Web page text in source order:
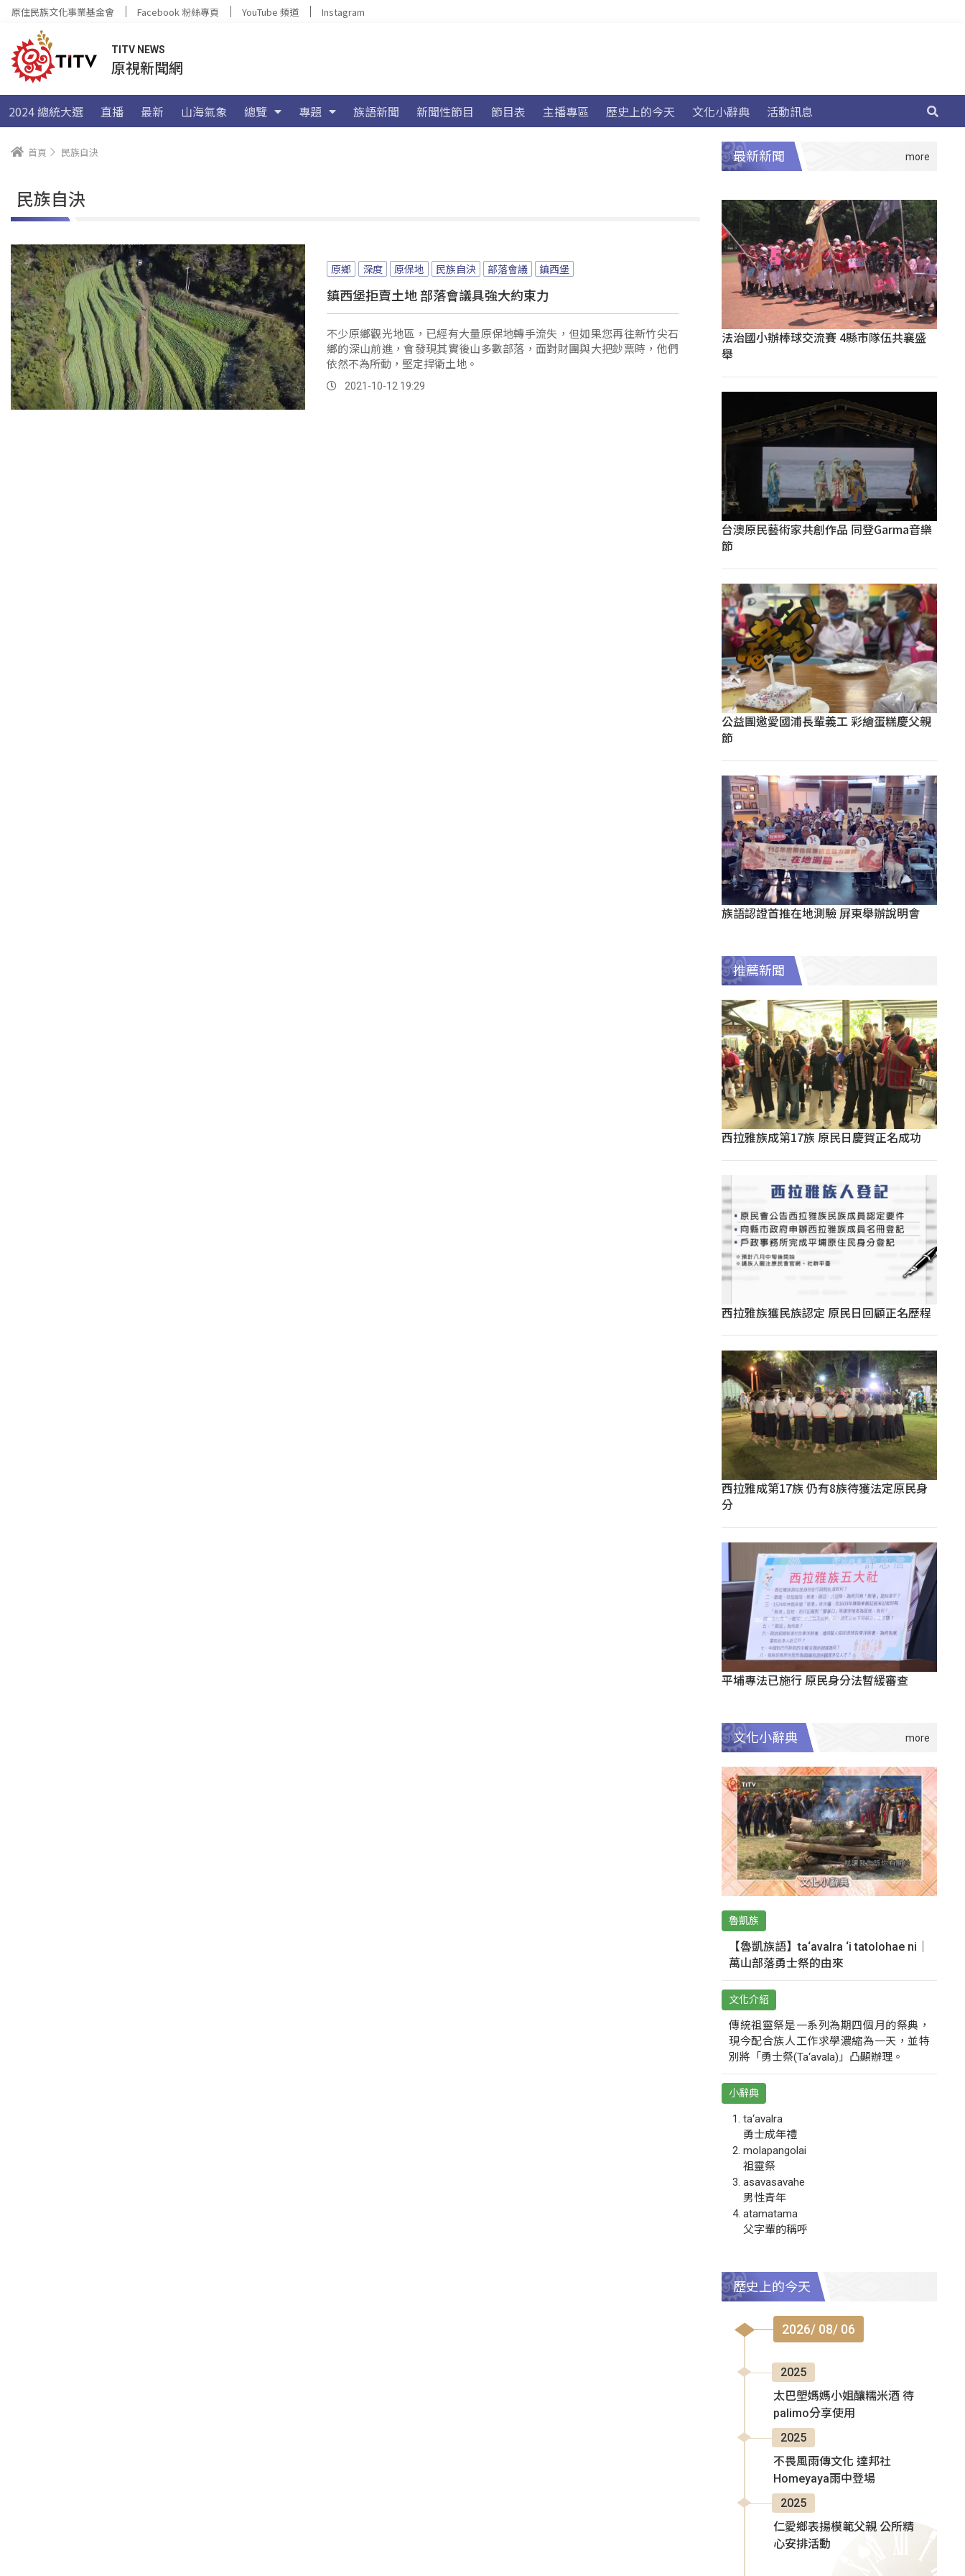
原住民族文化事業基金會 Facebook 粉絲專頁 YouTube 頻道 Instagram
TITV NEWS
原視新聞網
2024 總統大選 直播 最新 山海氣象 總覽 專題 族語新聞 新聞性節目 節目表 主播專區 歷史上的今天 文化小辭典 活動訊息
首頁 民族自決
民族自決
原鄉 深度 原保地 民族自決 部落會議 鎮西堡
鎮西堡拒賣土地 部落會議具強大約束力
不少原鄉觀光地區，已經有大量原保地轉手流失，但如果您再往新竹尖石
鄉的深山前進，會發現其實後山多數部落，面對財團與大把鈔票時，他們
依然不為所動，堅定捍衛土地。
2021-10-12 19:29
最新新聞
法治國小辦棒球交流賽 4縣市隊伍共襄盛
舉
台澳原民藝術家共創作品 同登Garma音樂
節
公益團邀愛國浦長輩義工 彩繪蛋糕慶父親
節
族語認證首推在地測驗 屏東舉辦說明會
推薦新聞
西拉雅族成第17族 原民日慶賀正名成功
西拉雅族獲民族認定 原民日回顧正名歷程
西拉雅成第17族 仍有8族待獲法定原民身
分
平埔專法已施行 原民身分法暫緩審查
文化小辭典
魯凱族
【魯凱族語】ta‘avalra ‘i tatolohae ni｜
萬山部落勇士祭的由來
文化介紹
傳統祖靈祭是一系列為期四個月的祭典，
現今配合族人工作求學濃縮為一天，並特
別將「勇士祭(Ta‘avala)」凸顯辦理。
小辭典
ta‘avalra
勇士成年禮
molapangolai
祖靈祭
asavasavahe
男性青年
atamatama
父字輩的稱呼
歷史上的今天
2026/ 08/ 06
2025
太巴塱媽媽小姐釀糯米酒 待
palimo分享使用
2025
不畏風雨傳文化 達邦社
Homeyaya雨中登場
2025
仁愛鄉表揚模範父親 公所精
心安排活動